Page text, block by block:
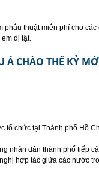
thuật miễn phí cho
dị tật.
Á CHÀO THẾ KỶ
tổ chức tại Thành phố Hồ
nhân dân thành phố tiếp
hợp tác giữa các nước